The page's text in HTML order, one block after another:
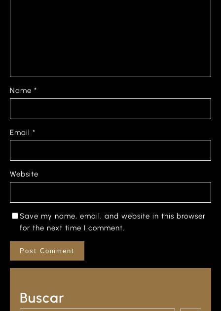
Name *
Email *
Website
Save my name, email, and website in this browser
for the next time I comment.
Buscar